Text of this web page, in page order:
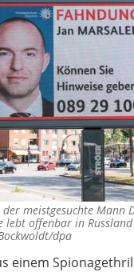
meistgesuchte Mann
lebt offenbar in
dpa
einem